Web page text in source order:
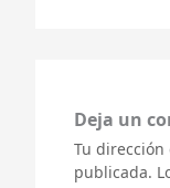
Deja un
Tu dirección
publicada.